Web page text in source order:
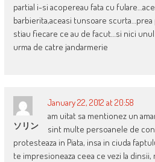
partial i-si acopereau fata cu
barbierita,aceasi tunsoare
stiau fiecare ce au de facut…si nici
urma de catre jandarmerie
ソリン
January 22, 2012 at 20:58
am uitat sa mentionez un
sint multe persoanele de
protesteaza in Piata, insa in ciuda
te impresioneaza ceea ce vezi la dinsii,